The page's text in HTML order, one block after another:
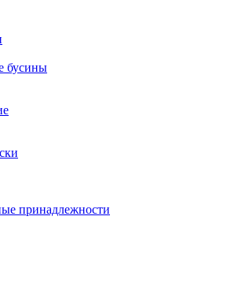
бусины
принадлежности